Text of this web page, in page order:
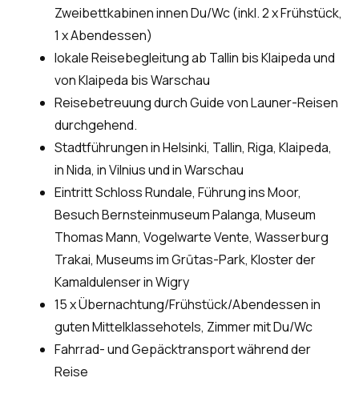
Zweibettkabinen innen Du/Wc (inkl. 2 x Frühstück,
1 x Abendessen)
lokale Reisebegleitung ab Tallin bis Klaipeda und
von Klaipeda bis Warschau
Reisebetreuung durch Guide von Launer-Reisen
durchgehend.
Stadtführungen in Helsinki, Tallin, Riga, Klaipeda,
in Nida, in Vilnius und in Warschau
Eintritt Schloss Rundale, Führung ins Moor,
Besuch Bernsteinmuseum Palanga, Museum
Thomas Mann, Vogelwarte Vente, Wasserburg
Trakai, Museums im Grūtas-Park, Kloster der
Kamaldulenser in Wigry
15 x Übernachtung/Frühstück/Abendessen in
guten Mittelklassehotels, Zimmer mit Du/Wc
Fahrrad- und Gepäcktransport während der
Reise